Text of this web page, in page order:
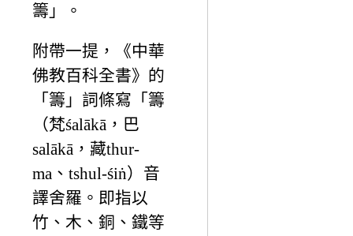
籌」。
附帶一提，《中華
佛教百科全書》的
「籌」詞條寫「籌
（梵śalākā，巴
salākā，藏thur-
ma、tshul-śiṅ）音
譯舍羅。即指以
竹、木、銅、鐵等